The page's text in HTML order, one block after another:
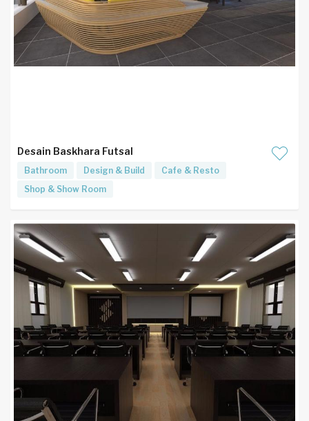
Desain Baskhara Futsal
Bathroom Design & Build
Cafe & Resto
Shop & Show Room